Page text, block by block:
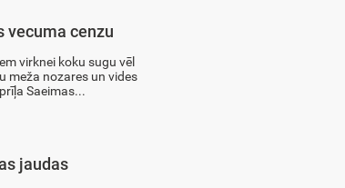
vecuma cenzu
virknei koku sugu vēl
meža nozares un vides
Saeimas...
jaudas